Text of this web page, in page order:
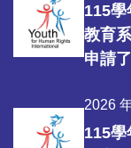
115
教育
申請了
2026
115